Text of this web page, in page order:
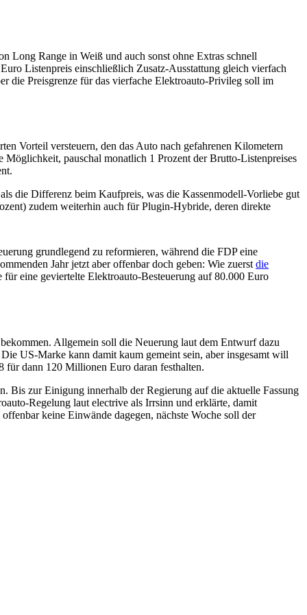
Long Range in Weiß und auch sonst ohne Extras schnell
Listenpreis einschließlich Zusatz-Ausstattung gleich vierfach
die Preisgrenze für das vierfache Elektroauto-Privileg soll im
Vorteil versteuern, den das Auto nach gefahrenen Kilometern
pauschal monatlich 1 Prozent der Brutto-Listenpreises
die Differenz beim Kaufpreis, was die Kassenmodell-Vorliebe gut
zudem weiterhin auch für Plugin-Hybride, deren direkte
grundlegend zu reformieren, während die FDP eine
Jahr jetzt aber offenbar doch geben: Wie zuerst die
eine geviertelte Elektroauto-Besteuerung auf 80.000 Euro
Allgemein soll die Neuerung laut dem Entwurf dazu
US-Marke kann damit kaum gemeint sein, aber insgesamt will
für dann 120 Millionen Euro daran festhalten.
Bis zur Einigung innerhalb der Regierung auf die aktuelle Fassung
Regelung laut electrive als Irrsinn und erklärte, damit
keine Einwände dagegen, nächste Woche soll der